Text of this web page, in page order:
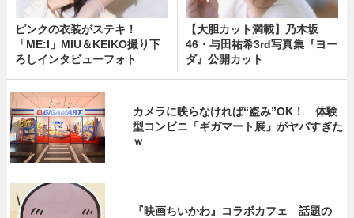
ピンクの衣装がステキ！
「ME:I」MIU＆KEIKO撮り下
ろしインタビューフォト
【大胆カット満載】乃木坂
46・与田祐希3rd写真集『ヨー
ダ』公開カット
カメラに映らなければ“盗み”OK！ 体験
型コンビニ「ギガマート展」がヤバすぎた
ｗ
『映画ちいかわ』コラボカフェ 話題の